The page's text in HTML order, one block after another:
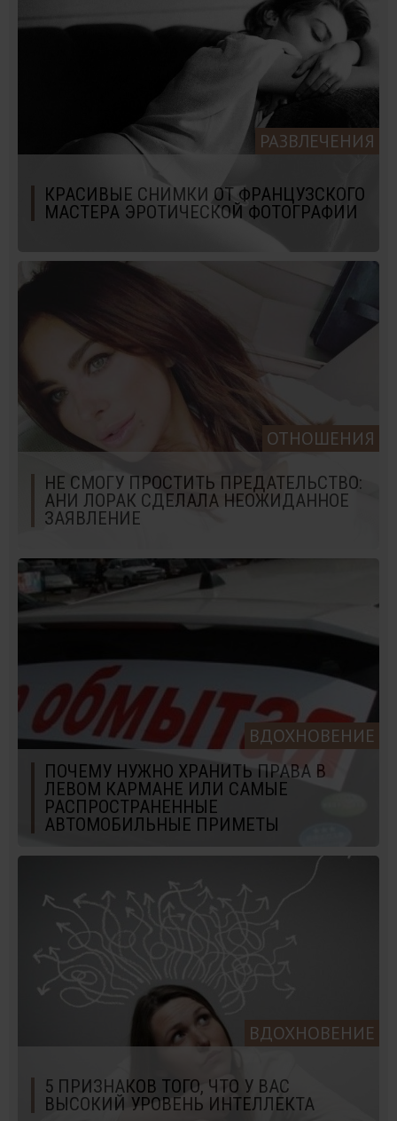
РАЗВЛЕЧЕНИЯ
КРАСИВЫЕ СНИМКИ ОТ ФРАНЦУЗСКОГО
МАСТЕРА ЭРОТИЧЕСКОЙ ФОТОГРАФИИ
ОТНОШЕНИЯ
НЕ СМОГУ ПРОСТИТЬ ПРЕДАТЕЛЬСТВО:
АНИ ЛОРАК СДЕЛАЛА НЕОЖИДАННОЕ
ЗАЯВЛЕНИЕ
ВДОХНОВЕНИЕ
ПОЧЕМУ НУЖНО ХРАНИТЬ ПРАВА В
ЛЕВОМ КАРМАНЕ ИЛИ САМЫЕ
РАСПРОСТРАНЕННЫЕ
АВТОМОБИЛЬНЫЕ ПРИМЕТЫ
ВДОХНОВЕНИЕ
5 ПРИЗНАКОВ ТОГО, ЧТО У ВАС
ВЫСОКИЙ УРОВЕНЬ ИНТЕЛЛЕКТА